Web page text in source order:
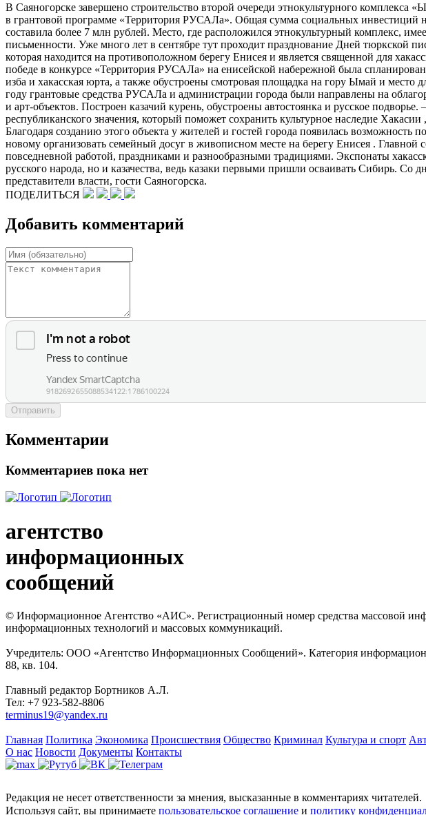
В Саяногорске завершено строительство второй очереди этнокультурного комплекса
в грантовой программе «Территория РУСАЛа». Общая сумма социальных инвестиций
составила более 7 млн рублей. Место, где расположился этнокультурный комплекс,
письменности. Уже много лет в сентябре тут проходит празднование Дней тюркской
которая находится на противоположном берегу Енисея и является священной для
победе в конкурсе «Территория РУСАЛа» на енисейской набережной была
изба и хакасская юрта, а также обустроены смотровая площадка на гору Ымай и место
году грантовые средства РУСАЛа и администрации города были направлены на
и арт-объектов. Построен казачий курень, обустроены автостоянка и русское
республиканского значения, который поможет сохранить культурное наследие
Благодаря созданию этого объекта у жителей и гостей города появилась
новому организовать семейный досуг в живописном месте на берегу Енисея .
повседневной работой, праздниками и разнообразными традициями. Экспонаты
русского народа, но и казачества, ведь казаки первыми пришли осваивать Сибирь.
представители власти, гости Саяногорска.
ПОДЕЛИТЬСЯ
Добавить комментарий
Отправить
Комментарии
Комментариев пока нет
агентство
информационных
сообщений
© Информационное Агентство «АИС». Регистрационный номер средства массовой
информационных технологий и массовых коммуникаций.
Учредитель: ООО «Агентство Информационных Сообщений». Категория
88, кв. 104.
Главный редактор Бортников А.Л.
Тел: +7 923-582-8806
terminus19@yandex.ru
Главная Политика Экономика Происшествия Общество Криминал Культура и спорт
О нас Новости Документы Контакты
Редакция не несет ответственности за мнения, высказанные в комментариях читателей.
Используя сайт, вы принимаете пользовательское соглашение и политику